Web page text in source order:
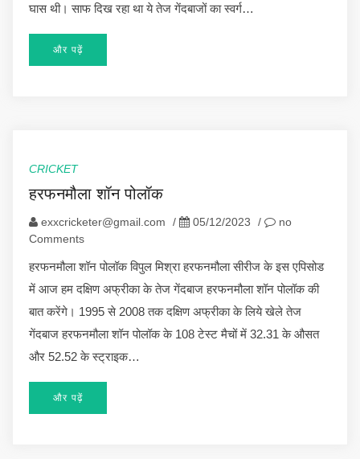
घास थी। साफ दिख रहा था ये तेज गेंदबाजों का स्वर्ग…
और पढ़ें
CRICKET
हरफनमौला शॉन पोलॉक
exxcricketer@gmail.com / 05/12/2023 /
no
Comments
हरफनमौला शॉन पोलॉक विपुल मिश्रा हरफनमौला सीरीज के इस एपिसोड
में आज हम दक्षिण अफ्रीका के तेज गेंदबाज हरफनमौला शॉन पोलॉक की
बात करेंगे। 1995 से 2008 तक दक्षिण अफ्रीका के लिये खेले तेज
गेंदबाज हरफनमौला शॉन पोलॉक के 108 टेस्ट मैचों में 32.31 के औसत
और 52.52 के स्ट्राइक…
और पढ़ें